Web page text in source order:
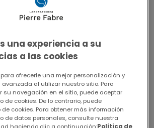
una experiencia a su
a las cookies
ofrecerle una mejor personalización y
al utilizar nuestro sitio. Para
su navegación en el sitio, puede aceptar
de cookies. De lo contrario, puede
cookies. Para obtener más información
de datos personales, consulte nuestra
haciendo clic a continuación:Política de